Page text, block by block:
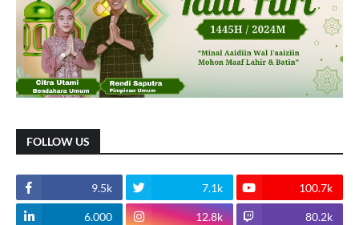
FOLLOW US
9.5k 7.1k 100.7k
6.000 12.8k 80.2k